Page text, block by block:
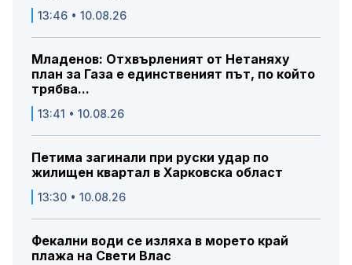
13:46 • 10.08.26
Младенов: Отхвърленият от Нетаняху
план за Газа е единственият път, по който
трябва...
13:41 • 10.08.26
Петима загинали при руски удар по
жилищен квартал в Харковска област
13:30 • 10.08.26
Фекални води се изляха в морето край
плажа на Свети Влас